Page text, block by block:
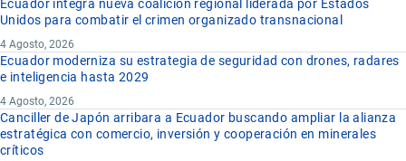
Ecuador integra nueva coalición regional liderada por Estados
Unidos para combatir el crimen organizado transnacional
4 Agosto, 2026
Ecuador moderniza su estrategia de seguridad con drones, radares
e inteligencia hasta 2029
4 Agosto, 2026
Canciller de Japón arribara a Ecuador buscando ampliar la alianza
estratégica con comercio, inversión y cooperación en minerales
críticos